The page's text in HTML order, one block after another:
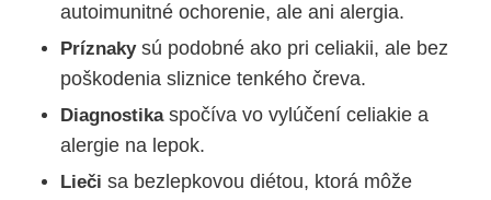
autoimunitné ochorenie, ale ani alergia.
Príznaky sú podobné ako pri celiakii, ale bez
poškodenia sliznice tenkého čreva.
Diagnostika spočíva vo vylúčení celiakie a
alergie na lepok.
Lieči sa bezlepkovou diétou, ktorá môže